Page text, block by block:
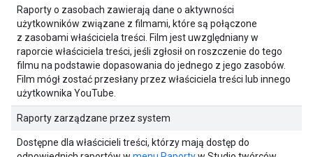
Raporty o zasobach zawierają dane o aktywności
użytkowników związane z filmami, które są połączone
z zasobami właściciela treści. Film jest uwzględniany w
raporcie właściciela treści, jeśli zgłosił on roszczenie do tego
filmu na podstawie dopasowania do jednego z jego zasobów.
Film mógł zostać przesłany przez właściciela treści lub innego
użytkownika YouTube.
Raporty zarządzane przez system
Dostępne dla właścicieli treści, którzy mają dostęp do